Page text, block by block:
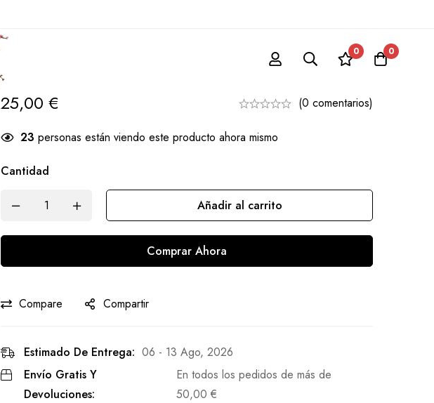
0 0
Kanzashi Yamato
25,00 € (0 comentarios)
23 personas están viendo este producto ahora mismo
Cantidad
Añadir al carrito
Comprar Ahora
Compare Compartir
Estimado De Entrega: 06 - 13 Ago, 2026
Envío Gratis Y
Devoluciones:
En todos los pedidos de más de
50,00€